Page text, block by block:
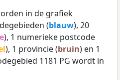
in de grafiek
(blauw), 20
), 1 numerieke postcode
), 1 provincie (bruin) en 1
1181 PG wordt in